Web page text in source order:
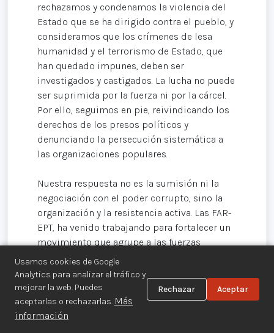
Usamos cookies de Google
Analytics para analizar el tráfico y
mejorar la web. Puedes
aceptarlas o rechazarlas. Más
información
Rechazar Aceptar
rechazamos y condenamos la violencia del
Estado que se ha dirigido contra el pueblo, y
consideramos que los crímenes de lesa
humanidad y el terrorismo de Estado, que
han quedado impunes, deben ser
investigados y castigados. La lucha no puede
ser suprimida por la fuerza ni por la cárcel.
Por ello, seguimos en pie, reivindicando los
derechos de los presos políticos y
denunciando la persecución sistemática a
las organizaciones populares.
Nuestra respuesta no es la sumisión ni la
negociación con el poder corrupto, sino la
organización y la resistencia activa. Las FAR-
EPT, ha venido trabajando para fortalecer un
movimiento que agrupe a las fuerzas
revolucionarias y populares bajo un solo
objetivo: la liberación del pueblo peruano y
la construcción de una sociedad justa y
equitativa. Hemos propuesto y seguimos
promoviendo la unidad continental